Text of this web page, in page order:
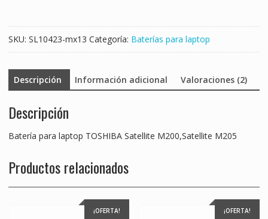
SKU: SL10423-mx13 Categoría: Baterías para laptop
Descripción Información adicional Valoraciones (2)
Descripción
Batería para laptop TOSHIBA Satellite M200,Satellite M205
Productos relacionados
¡OFERTA! ¡OFERTA!